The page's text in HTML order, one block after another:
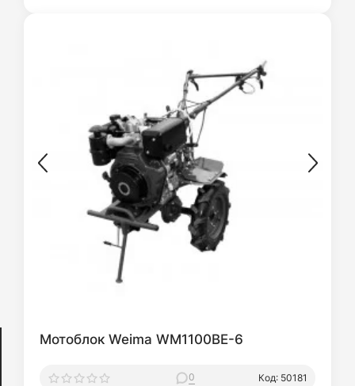
Мотоблок Weima WM1100BE-6
0 Код: 50181